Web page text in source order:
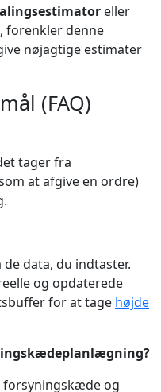
eller
forenkler denne
nøjagtige estimater
(FAQ)
tager fra
at afgive en ordre)
data, du indtaster.
og opdaterede
for at tage højde
forsyningskæde og